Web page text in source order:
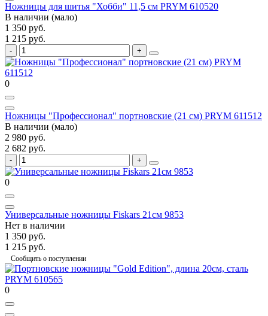
Ножницы для шитья "Хобби" 11,5 см PRYM 610520
В наличии (мало)
1 350 руб.
1 215 руб.
0
Ножницы "Профессионал" портновские (21 см) PRYM 611512
В наличии (мало)
2 980 руб.
2 682 руб.
0
Универсальные ножницы Fiskars 21см 9853
Нет в наличии
1 350 руб.
1 215 руб.
Сообщить о поступлении
0